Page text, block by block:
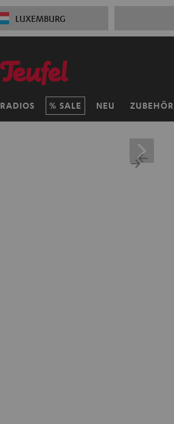
LUXEMBURG
RADIOS SALE NEU ZUBEHÖR